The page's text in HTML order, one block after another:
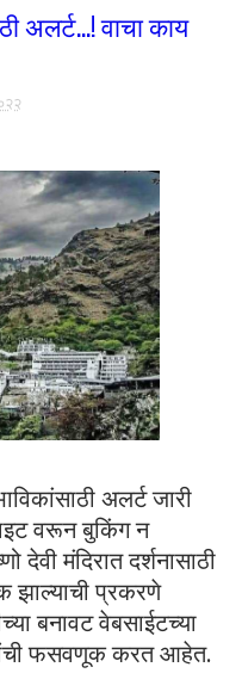
अलर्ट...! वाचा काय
अलर्ट जारी
वरून बुकिंग न
मंदिरात दर्शनासाठी
झाल्याची प्रकरणे
बनावट वेबसाईटच्या
फसवणूक करत आहेत.